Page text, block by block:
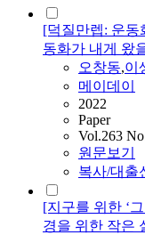
[덕질만렙: 운동
동화가 내게 왔
오창동,이
메이데이
2022
Paper
Vol.263
원문보기
복사/대출
[지구를 위한 ‘
경을 위한 작은